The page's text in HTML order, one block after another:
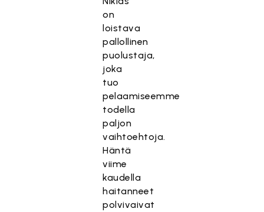
on
loistava
pallollinen
puolustaja,
joka
tuo
pelaamiseemme
todella
paljon
vaihtoehtoja.
Häntä
viime
kaudella
haitanneet
polvivaivat